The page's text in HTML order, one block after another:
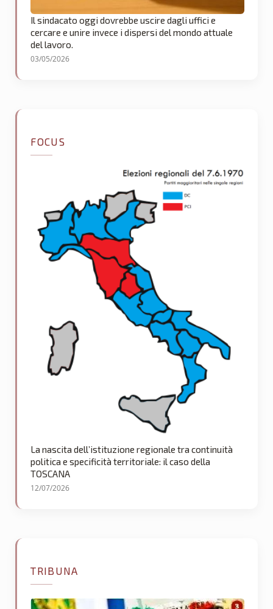
Il sindacato oggi dovrebbe uscire dagli uffici e
cercare e unire invece i dispersi del mondo attuale
del lavoro.
03/05/2026
FOCUS
La nascita dell’istituzione regionale tra continuità
politica e specificità territoriale: il caso della
TOSCANA
12/07/2026
TRIBUNA